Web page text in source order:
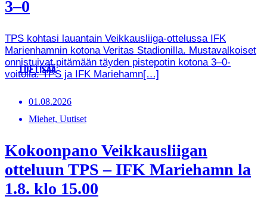
3–0
TPS kohtasi lauantain Veikkausliiga-ottelussa IFK
Marienhamnin kotona Veritas Stadionilla. Mustavalkoiset
onnistuivat pitämään täyden pistepotin kotona 3–0-
voitolla. TPS ja IFK Mariehamn[…]
LUE LISÄÄ
01.08.2026
Miehet, Uutiset
Kokoonpano Veikkausliigan
otteluun TPS – IFK Mariehamn la
1.8. klo 15.00